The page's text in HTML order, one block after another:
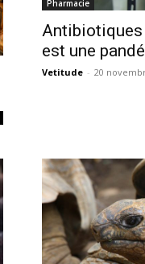
Pharmacie
Antibiotiques
est une
Vetitude - 20